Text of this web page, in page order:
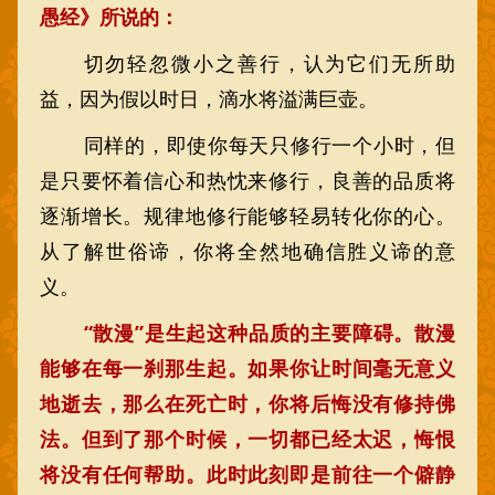
愚经》所说的：
切勿轻忽微小之善行，认为它们无所助
益，因为假以时日，滴水将溢满巨壶。
同样的，即使你每天只修行一个小时，但
是只要怀着信心和热忱来修行，良善的品质将
逐渐增长。规律地修行能够轻易转化你的心。
从了解世俗谛，你将全然地确信胜义谛的意
义。
“散漫”是生起这种品质的主要障碍。散漫
能够在每一刹那生起。如果你让时间毫无意义
地逝去，那么在死亡时，你将后悔没有修持佛
法。但到了那个时候，一切都已经太迟，悔恨
将没有任何帮助。此时此刻即是前往一个僻静